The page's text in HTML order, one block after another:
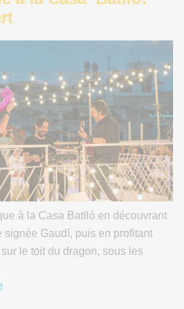
à la Casa Batlló en découvrant
signée Gaudí, puis en profitant
le toit du dragon, sous les